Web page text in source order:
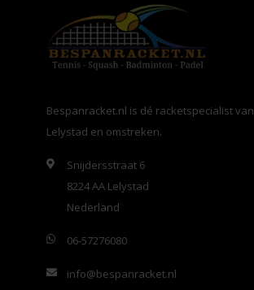
Bespanracket.nl is dé racketspecialist van
Lelystad en omstreken.
Snijdersstraat 6
8224 AA Lelystad
Nederland
06-57276080
info@bespanracket.nl